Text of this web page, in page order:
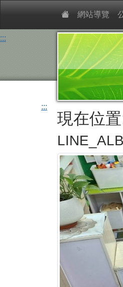
:::
網站導覽
:::
現在位